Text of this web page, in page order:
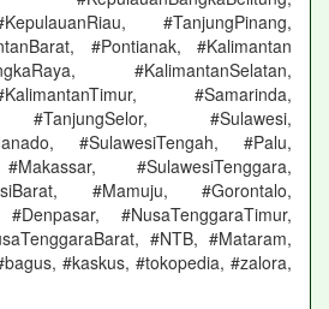
#TanjungPinang,
#Pontianak, #Kalimantan
#KalimantanSelatan,
#Samarinda,
#TanjungSelor, #Sulawesi,
#SulawesiTengah, #Palu,
#SulawesiTenggara,
#Mamuju, #Gorontalo,
#NusaTenggaraTimur,
#NTB, #Mataram,
#kaskus, #tokopedia, #zalora,